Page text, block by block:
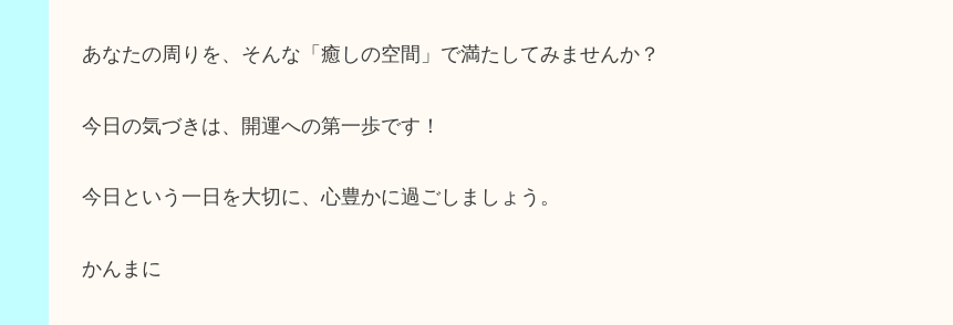
あなたの周りを、そんな「癒しの空間」で満たしてみませんか？
今日の気づきは、開運への第一歩です！
今日という一日を大切に、心豊かに過ごしましょう。
かんまに